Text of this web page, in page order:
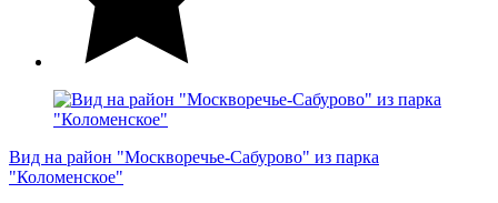
Вид на район "Москворечье-Сабурово" из парка
"Коломенское"